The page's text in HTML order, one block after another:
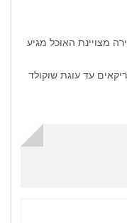
מצויינת האוכל מגיע
עד עוגת שוקולד